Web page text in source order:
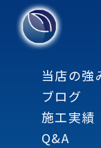
当店の強
ブログ
施工実績
Q&A